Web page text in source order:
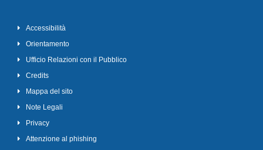
Accessibilità
Orientamento
Ufficio Relazioni con il Pubblico
Credits
Mappa del sito
Note Legali
Privacy
Attenzione al phishing